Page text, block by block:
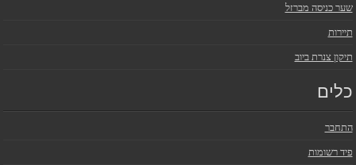
שער כניסה מברזל
תיירות
תיקון צנרת ביוב
כלים
התחבר
פיד רשומות